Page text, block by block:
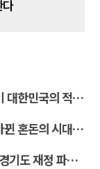
[김태산 칼럼] 민주화를 외치던 자들이 대한민국의 적이고 간첩이었다
[박필규 안보칼럼] 진짜와 가짜가 뒤바뀐 혼돈의 시대, 안보 파탄은 막아야
[박주현 작가칼럼] “왜 말 못 하나 … 경기도 재정 파탄의 진짜 원인을”